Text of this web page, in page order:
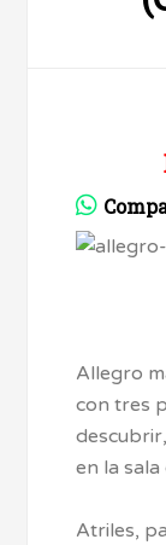
Allegro
con tres
en la sala
Atriles,